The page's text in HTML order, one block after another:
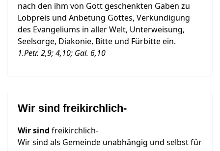
nach den ihm von Gott geschenkten Gaben zu
Lobpreis und Anbetung Gottes, Verkündigung
des Evangeliums in aller Welt, Unterweisung,
Seelsorge, Diakonie, Bitte und Fürbitte ein.
1.Petr. 2,9; 4,10; Gal. 6,10
Wir sind freikirchlich-
Wir sind freikirchlich-
Wir sind als Gemeinde unabhängig und selbst für